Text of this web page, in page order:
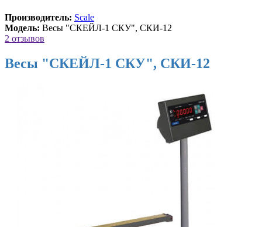
Производитель: Scale
Модель: Весы "СКЕЙЛ-1 СКУ", СКИ-12
2 отзывов
Весы "СКЕЙЛ-1 СКУ", СКИ-12